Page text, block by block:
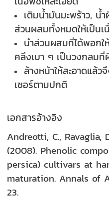
เติมน้ำมันมะพร้าว, น้
ส่วนผสมทั้งหมดให้เป็นเ
นำส่วนผสมที่ได้พอกใ
คลึงเบา ๆ เป็นวงกลมที่
ล้างหน้าให้สะอาดแล้ว
เซอร์ตามปกติ
เอกสารอ้างอิง
Andreotti, C., Ravaglia,
(2008). Phenolic
persica) cultivars at
maturation. Annals of
23.